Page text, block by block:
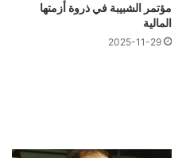
مؤتمر الشبيبة في ذروة أزمتها
المالية
2025-11-29